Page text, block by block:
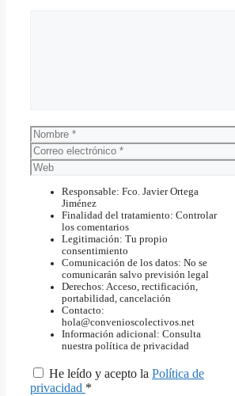
Nombre
Correo
electrónico
Web
Responsable: Fco. Javier Ortega
Jiménez
Finalidad del tratamiento: Controlar
los comentarios
Legitimación: Tu propio
consentimiento
Comunicación de los datos: No se
comunicarán salvo previsión legal
Derechos: Acceso, rectificación,
portabilidad, cancelación
Contacto:
hola@convenioscolectivos.net
Información adicional: Consulta
nuestra política de privacidad
He leído y acepto la Política de
privacidad *